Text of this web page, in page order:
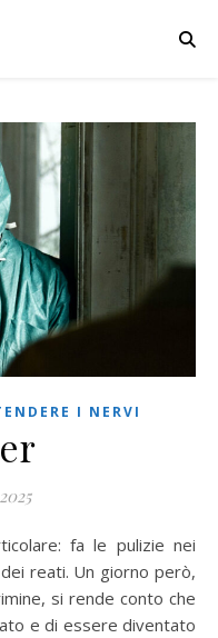
I NERVI
reati. Un giorno però,
si rende conto che
e di essere diventato